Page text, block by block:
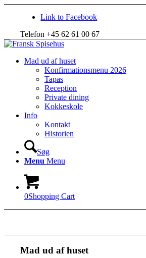
Link to Facebook
Telefon +45 62 61 00 67
Mad ud af huset
Konfirmationsmenu 2026
Tapas
Reception
Private dining
Kokkeskole
Info
Kontakt
Historien
Søg
Menu Menu
0Shopping Cart
Mad ud af huset